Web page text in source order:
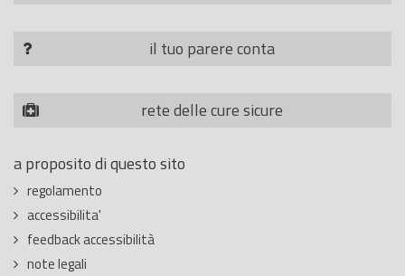
il tuo parere conta
rete delle cure sicure
a proposito di questo sito
regolamento
accessibilita'
feedback accessibilità
note legali